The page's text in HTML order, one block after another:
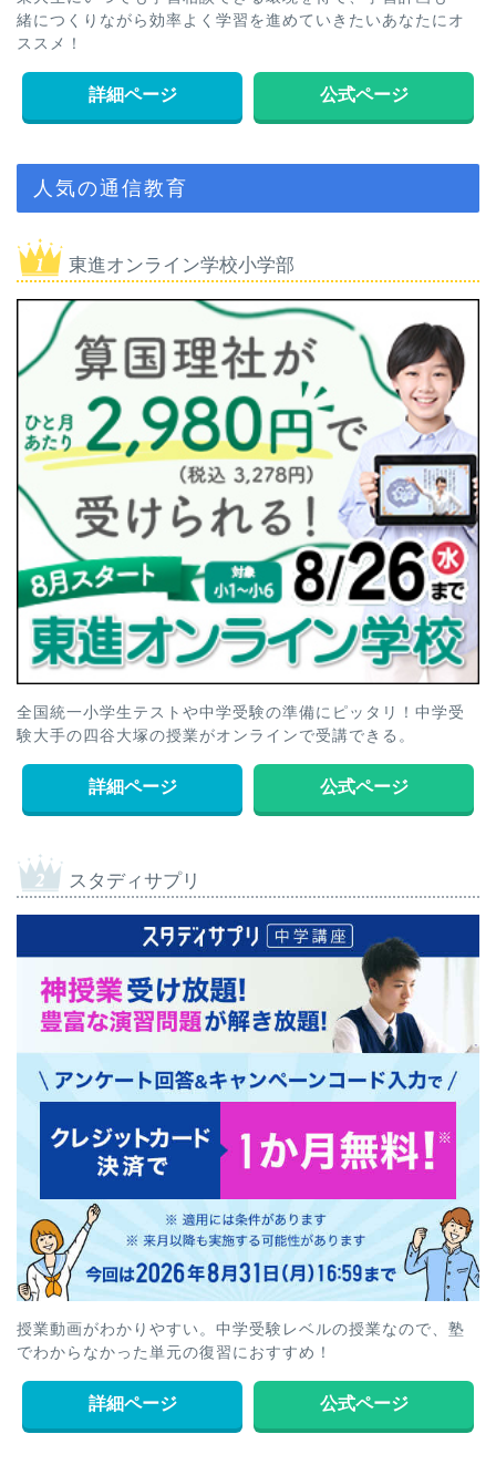
緒につくりながら効率よく学習を進めていきたいあなたにオ
ススメ！
詳細ページ 公式ページ
人気の通信教育
東進オンライン学校小学部
全国統一小学生テストや中学受験の準備にピッタリ！中学受
験大手の四谷大塚の授業がオンラインで受講できる。
詳細ページ 公式ページ
スタディサプリ
授業動画がわかりやすい。中学受験レベルの授業なので、塾
でわからなかった単元の復習におすすめ！
詳細ページ 公式ページ